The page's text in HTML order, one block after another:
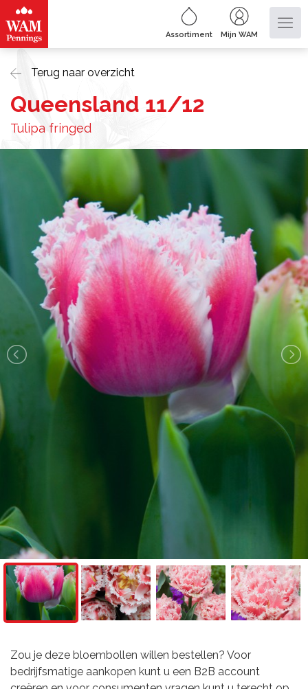
Assortiment Mijn WAM
Terug naar overzicht
Queensland 11/12
Tulipa fringed
Zou je deze bloembollen willen bestellen? Voor
bedrijfsmatige aankopen kunt u een B2B account